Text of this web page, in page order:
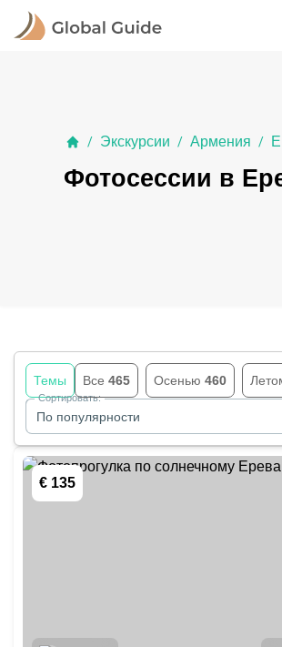
/ Экскурсии / Армения /
Фотосессии в
Темы Все 465 Осенью 460
По популярности
Сортировать:
€ 135